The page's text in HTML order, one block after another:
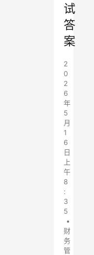
试
答
案
2
0
2
6
年
5
月
1
6
日
上
午
8
:
3
5
•
财
务
管